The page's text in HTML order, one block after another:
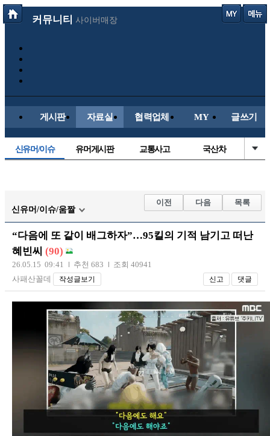
커뮤니티 사이버매장
게시판 자료실 협력업체 MY 글쓰기
신유머/이슈 유머게시판 교통사고 국산차
자유사진 군사/무기
트럭/버스 항공/해운/철도
장착시공사진
신유머/이슈/움짤
이전 다음 목록
“다음에 또 같이 배그하자”…95킬의 기적 남기고 떠난
혜빈씨 (90)
26.05.15 09:41 추천 683
조회 40941
사패산꼴데
작성글보기 신고 댓글